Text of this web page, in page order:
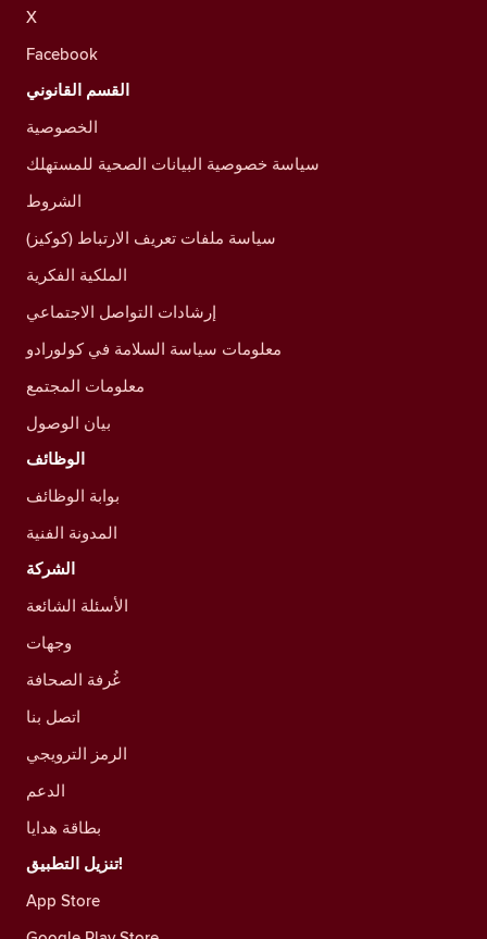
X
Facebook
القسم القانوني
الخصوصية
سياسة خصوصية البيانات الصحية للمستهلك
الشروط
سياسة ملفات تعريف الارتباط (كوكيز)
الملكية الفكرية
إرشادات التواصل الاجتماعي
معلومات سياسة السلامة في كولورادو
معلومات المجتمع
بيان الوصول
الوظائف
بوابة الوظائف
المدونة الفنية
الشركة
الأسئلة الشائعة
وجهات
غُرفة الصحافة
اتصل بنا
الرمز الترويجي
الدعم
بطاقة هدايا
تنزيل التطبيق!
App Store